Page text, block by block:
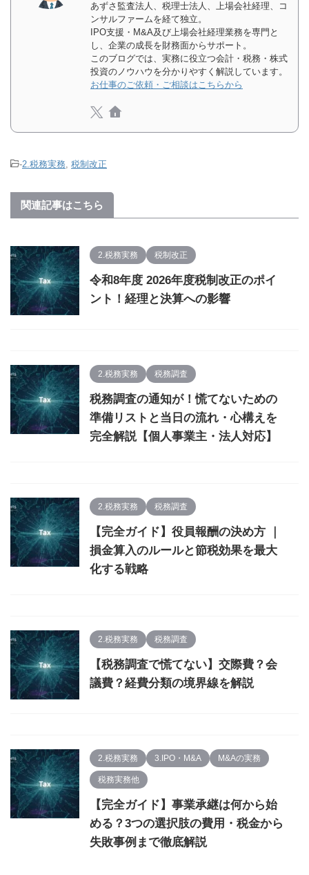
k
あずさ監査法人、税理士法人、上場会社経理、コ
ンサルファームを経て独立。
IPO支援・M&A及び上場会社経理業務を専門と
し、企業の成長を財務面からサポート。
このブログでは、実務に役立つ会計・税務・株式
投資のノウハウを分かりやすく解説しています。
お仕事のご依頼・ご相談はこちらから
-2.税務実務, 税制改正
関連記事はこちら
2.税務実務 税制改正
令和8年度 2026年度税制改正のポイ
ント！経理と決算への影響
2.税務実務 税務調査
税務調査の通知が！慌てないための
準備リストと当日の流れ・心構えを
完全解説【個人事業主・法人対応】
2.税務実務 税務調査
【完全ガイド】役員報酬の決め方 ｜
損金算入のルールと節税効果を最大
化する戦略
2.税務実務 税務調査
【税務調査で慌てない】交際費？会
議費？経費分類の境界線を解説
2.税務実務 3.IPO・M&A M&Aの実務
税務実務他
【完全ガイド】事業承継は何から始
める？3つの選択肢の費用・税金から
失敗事例まで徹底解説